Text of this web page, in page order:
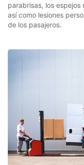
parabrisas, los espejos
así como lesiones
de los pasajeros.